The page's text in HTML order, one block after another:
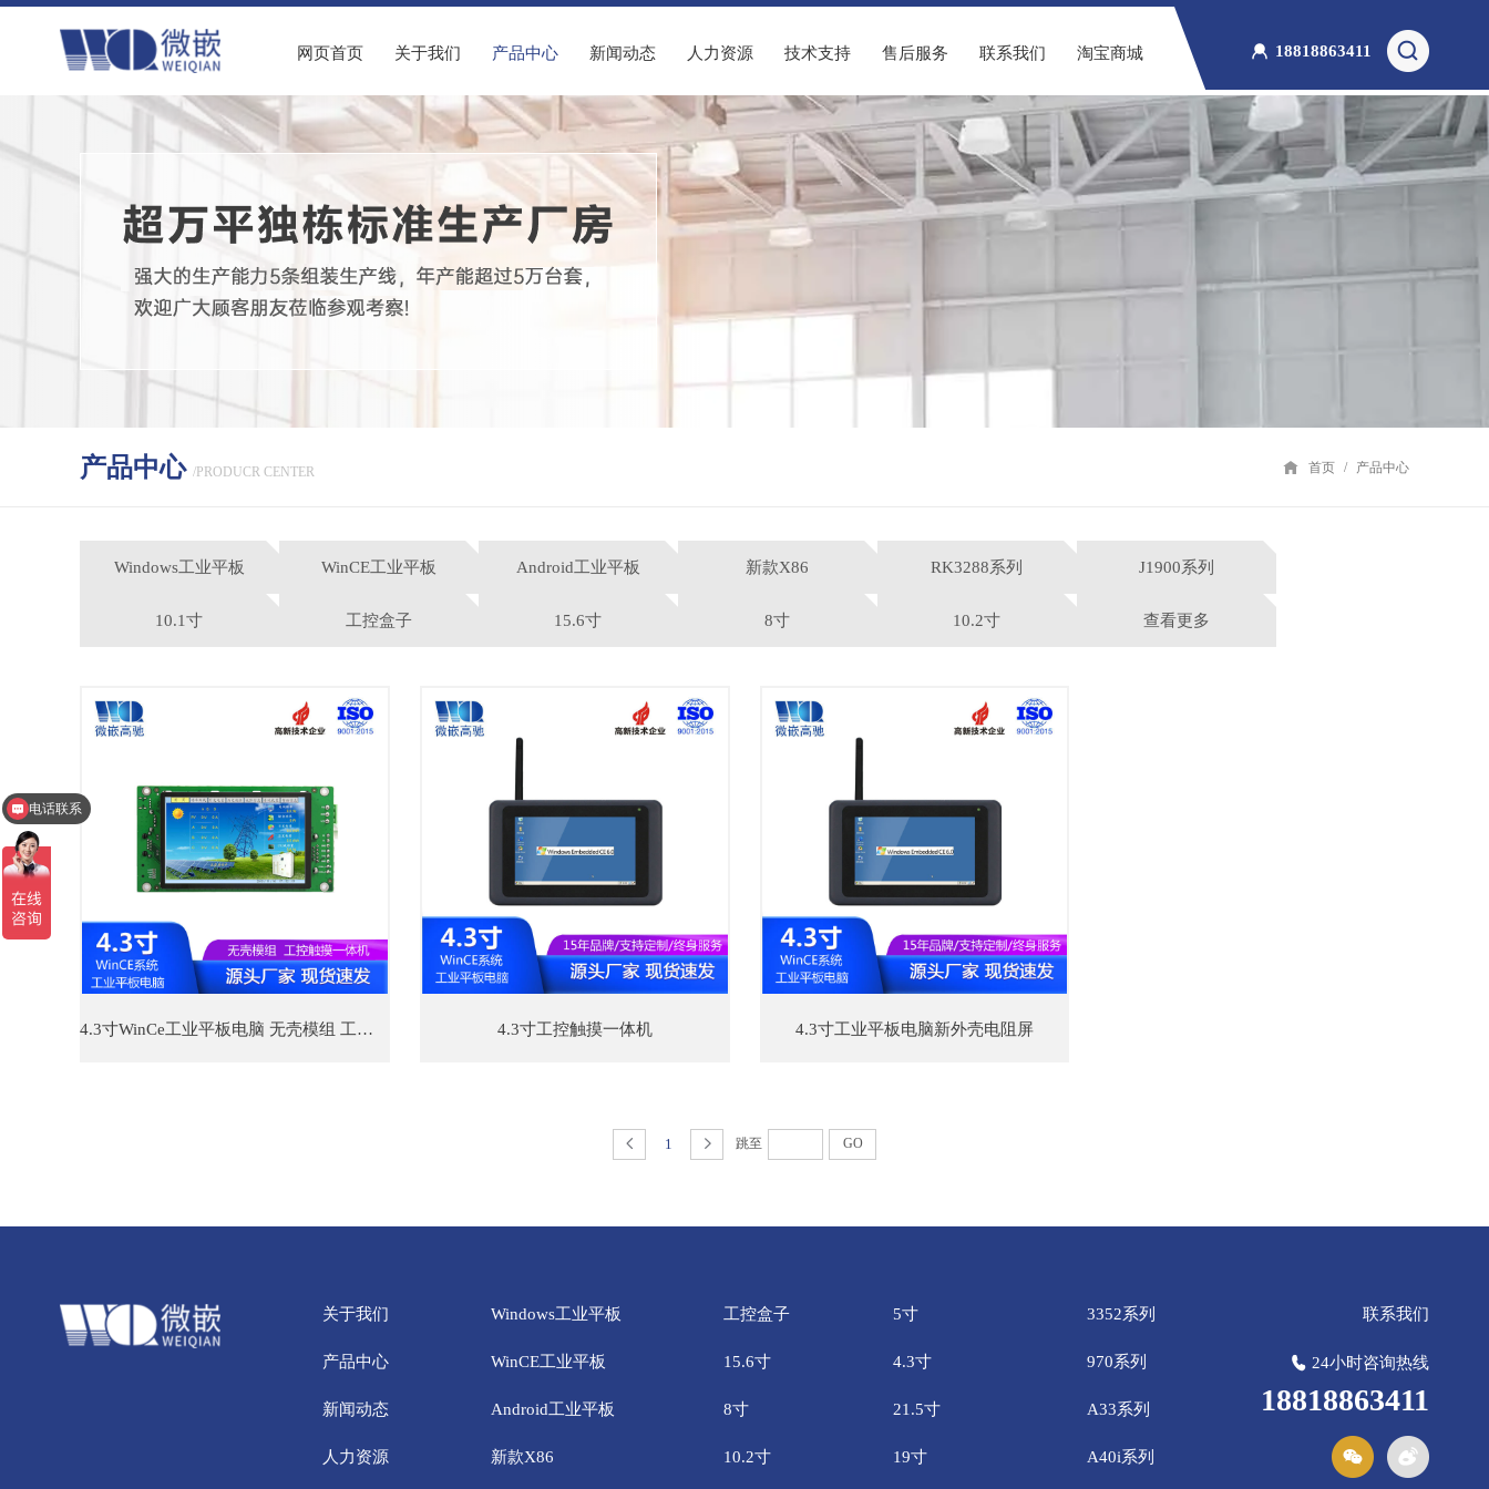
网页首页 关于我们 产品中心 新闻动态 人力资源 技术支持 售后服务 联系我们 淘宝商城 18818863411
产品中心 /PRODUCR CENTER 首页 / 产品中心
Windows工业平板 WinCE工业平板 Android工业平板 新款X86 RK3288系列 J1900系列
10.1寸 工控盒子 15.6寸 8寸 10.2寸 查看更多
4.3寸WinCe工业平板电脑 无壳模组 工控触摸一体机 4.3寸工控触摸一体机 4.3寸工业平板电脑新外壳电阻屏
1 跳至 GO
关于我们
产品中心
新闻动态
人力资源
Windows工业平板
WinCE工业平板
Android工业平板
新款X86
工控盒子
15.6寸
8寸
10.2寸
5寸
4.3寸
21.5寸
19寸
3352系列
970系列
A33系列
A40i系列
联系我们
24小时咨询热线
18818863411
电话联系